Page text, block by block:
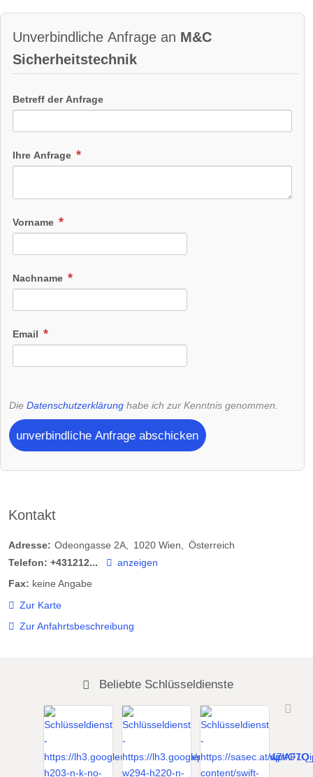
Unverbindliche Anfrage an M&C
Sicherheitstechnik
Betreff der Anfrage
Ihre Anfrage
Vorname
Nachname
Email
Die Datenschutzerklärung habe ich zur Kenntnis genommen.
unverbindliche Anfrage abschicken
Kontakt
Adresse: Odeongasse 2A 1020 Wien
Österreich
Telefon: +431212...
anzeigen
Fax: keine Angabe
Zur Karte
Zur Anfahrtsbeschreibung
Beliebte Schlüsseldienste